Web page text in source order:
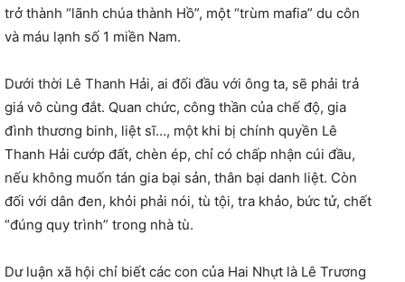
trở thành “lãnh chúa thành Hồ”, một “trùm mafia” du côn
và máu lạnh số 1 miền Nam.
Dưới thời Lê Thanh Hải, ai đối đầu với ông ta, sẽ phải trả
giá vô cùng đắt. Quan chức, công thần của chế độ, gia
đình thương binh, liệt sĩ…, một khi bị chính quyền Lê
Thanh Hải cướp đất, chèn ép, chỉ có chấp nhận cúi đầu,
nếu không muốn tán gia bại sản, thân bại danh liệt. Còn
đối với dân đen, khỏi phải nói, tù tội, tra khảo, bức tử, chết
“đúng quy trình” trong nhà tù.
Dư luận xã hội chỉ biết các con của Hai Nhựt là Lê Trương